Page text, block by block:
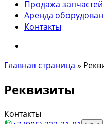
Продажа запчастей
Аренда
Контакты
Главная страница »
Реквизиты
Контакты